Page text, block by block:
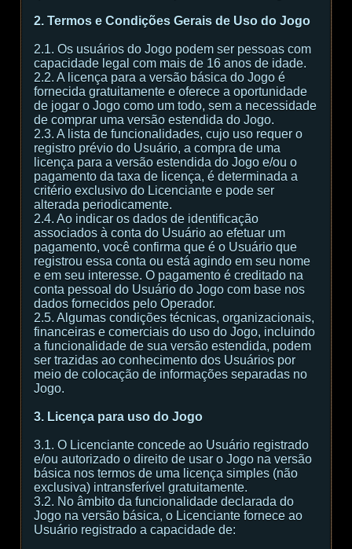
2. Termos e Condições Gerais de Uso do Jogo
2.1. Os usuários do Jogo podem ser pessoas com
capacidade legal com mais de 16 anos de idade.
2.2. A licença para a versão básica do Jogo é
fornecida gratuitamente e oferece a oportunidade
de jogar o Jogo como um todo, sem a necessidade
de comprar uma versão estendida do Jogo.
2.3. A lista de funcionalidades, cujo uso requer o
registro prévio do Usuário, a compra de uma
licença para a versão estendida do Jogo e/ou o
pagamento da taxa de licença, é determinada a
critério exclusivo do Licenciante e pode ser
alterada periodicamente.
2.4. Ao indicar os dados de identificação
associados à conta do Usuário ao efetuar um
pagamento, você confirma que é o Usuário que
registrou essa conta ou está agindo em seu nome
e em seu interesse. O pagamento é creditado na
conta pessoal do Usuário do Jogo com base nos
dados fornecidos pelo Operador.
2.5. Algumas condições técnicas, organizacionais,
financeiras e comerciais do uso do Jogo, incluindo
a funcionalidade de sua versão estendida, podem
ser trazidas ao conhecimento dos Usuários por
meio de colocação de informações separadas no
Jogo.
3. Licença para uso do Jogo
3.1. O Licenciante concede ao Usuário registrado
e/ou autorizado o direito de usar o Jogo na versão
básica nos termos de uma licença simples (não
exclusiva) intransferível gratuitamente.
3.2. No âmbito da funcionalidade declarada do
Jogo na versão básica, o Licenciante fornece ao
Usuário registrado a capacidade de: